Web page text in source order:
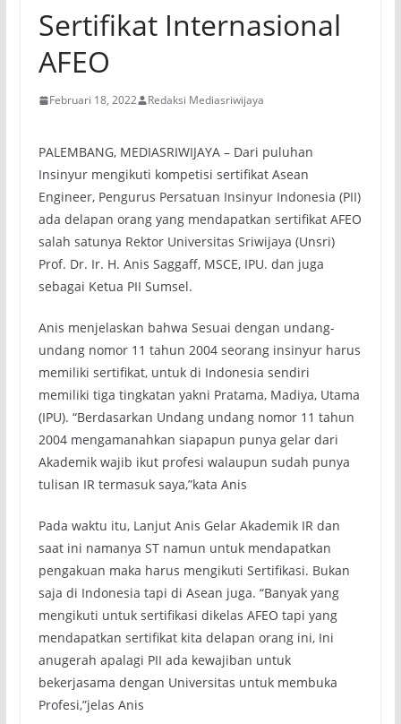
Sertifikat Internasional
AFEO
Februari 18, 2022 Redaksi Mediasriwijaya
PALEMBANG, MEDIASRIWIJAYA – Dari puluhan
Insinyur mengikuti kompetisi sertifikat Asean
Engineer, Pengurus Persatuan Insinyur Indonesia (PII)
ada delapan orang yang mendapatkan sertifikat AFEO
salah satunya Rektor Universitas Sriwijaya (Unsri)
Prof. Dr. Ir. H. Anis Saggaff, MSCE, IPU. dan juga
sebagai Ketua PII Sumsel.
Anis menjelaskan bahwa Sesuai dengan undang-
undang nomor 11 tahun 2004 seorang insinyur harus
memiliki sertifikat, untuk di Indonesia sendiri
memiliki tiga tingkatan yakni Pratama, Madiya, Utama
(IPU). “Berdasarkan Undang undang nomor 11 tahun
2004 mengamanahkan siapapun punya gelar dari
Akademik wajib ikut profesi walaupun sudah punya
tulisan IR termasuk saya,”kata Anis
Pada waktu itu, Lanjut Anis Gelar Akademik IR dan
saat ini namanya ST namun untuk mendapatkan
pengakuan maka harus mengikuti Sertifikasi. Bukan
saja di Indonesia tapi di Asean juga. “Banyak yang
mengikuti untuk sertifikasi dikelas AFEO tapi yang
mendapatkan sertifikat kita delapan orang ini, Ini
anugerah apalagi PII ada kewajiban untuk
bekerjasama dengan Universitas untuk membuka
Profesi,”jelas Anis